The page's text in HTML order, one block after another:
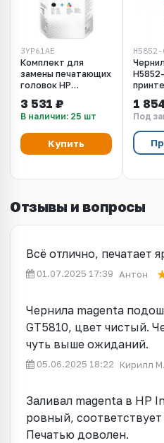
3YP61AE
Комплект для
замены печатающих
головок HP
(3YP61AE)
3 531 ₽
В наличии: 25 шт
Купить
H5852-
5820,
(1000
1
Под
Отзывы и вопросы
Всё отлично, печатает
01.07.2025 17:39 Антон
Чернила magenta
GT5810, цвет чистый.
чуть выше ожиданий.
05.06.2025 18:22 Кирилл М.
Заливал magenta в HP
ровный,
Печатью доволен.